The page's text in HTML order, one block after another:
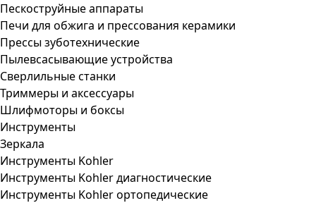
Пескоструйные аппараты
Печи для обжига и прессования керамики
Прессы зуботехнические
Пылевсасывающие устройства
Сверлильные станки
Триммеры и аксессуары
Шлифмоторы и боксы
Инструменты
Зеркала
Инструменты Kohler
Инструменты Kohler диагностические
Инструменты Kohler ортопедические